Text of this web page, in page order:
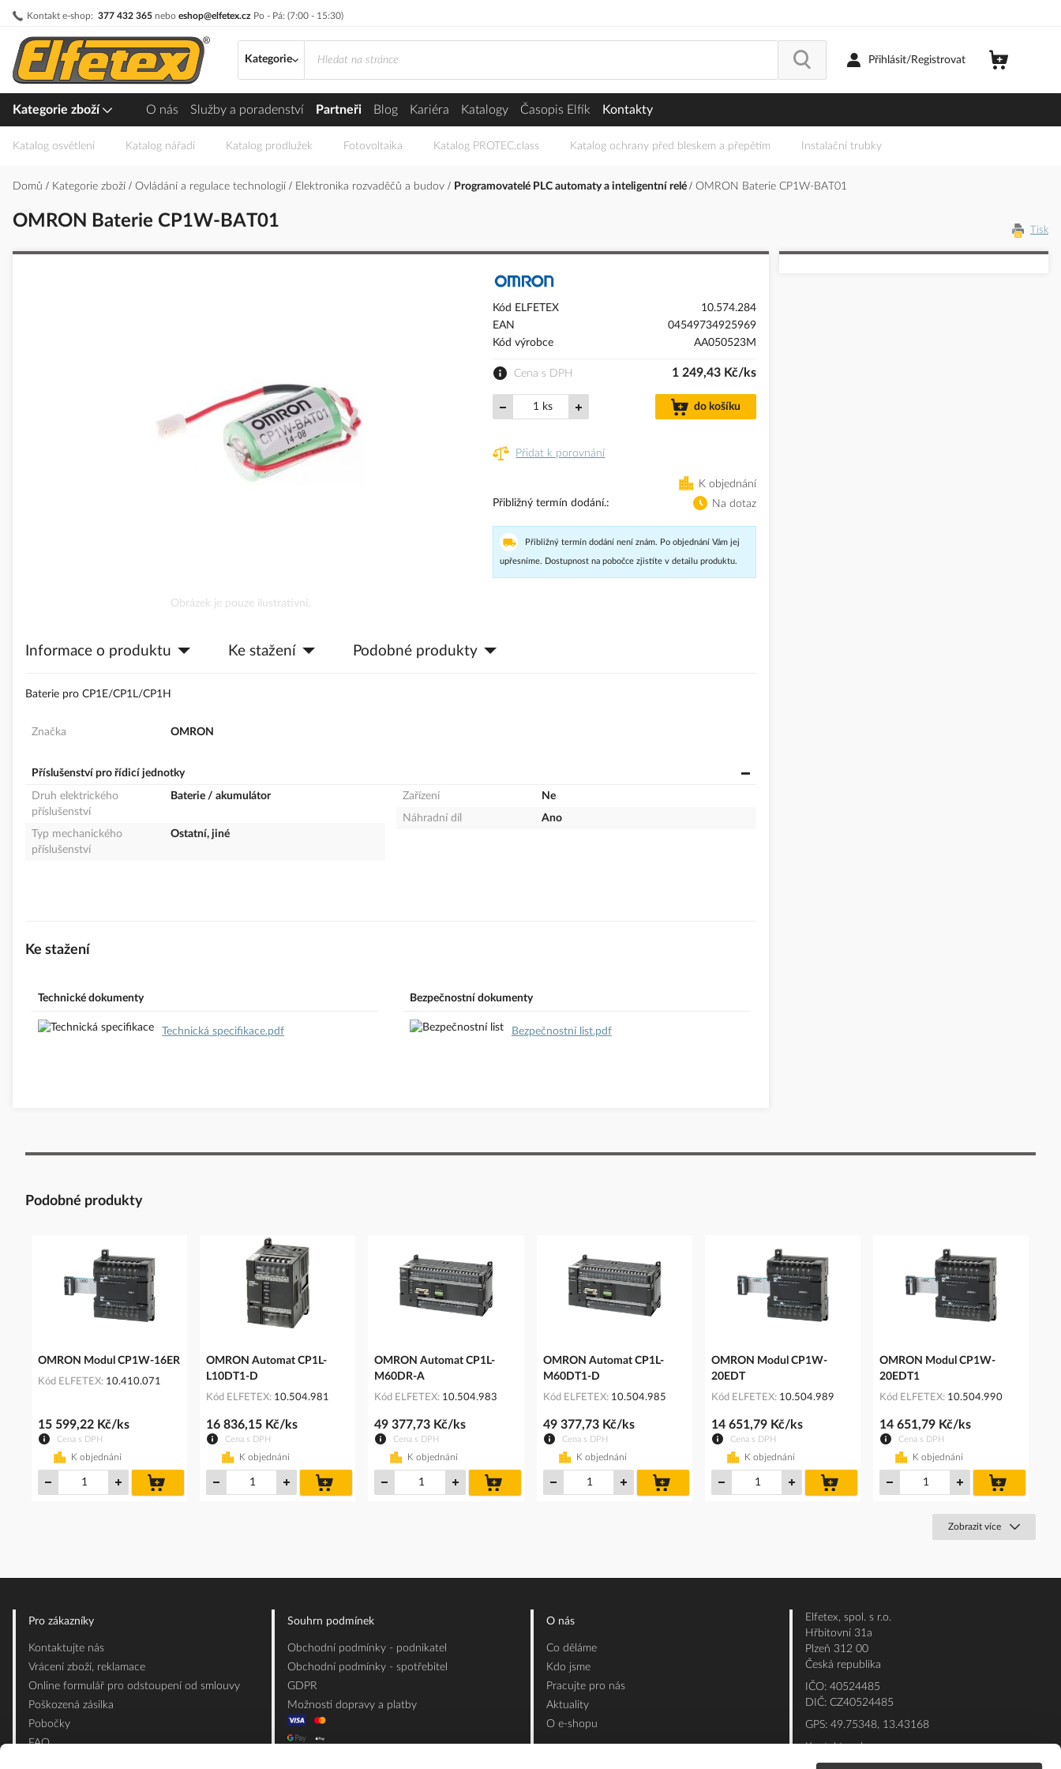
Kontakt e-shop: 377 432 365 nebo eshop@elfetex.cz Po - Pá: (7:00 - 15:30)
Přejít
obsah
Kategorie
Přihlásit/Registrovat
Kategorie zboží O nás Služby a poradenství Partneři Blog Kariéra Katalogy Časopis Elfík Kontakty
Katalog osvětlení Katalog nářadí Katalog prodlužek Fotovoltaika Katalog PROTEC.class Katalog ochrany před bleskem a přepětím Instalační trubky
Domů Kategorie zboží Ovládání a regulace technologií Elektronika rozvaděčů a budov Programovatelé PLC automaty a inteligentní relé OMRON Baterie CP1W-BAT01
OMRON Baterie CP1W-BAT01 Tisk
galerie
Obrázek je pouze ilustrativní.
Kód ELFETEX
10.574.284
EAN
04549734925969
Kód výrobce
AA050523M
Cena s DPH 1 249,43 Kč/ks
ks do košíku
Přidat k porovnání
K objednání
Přibližný termín dodání.
Na dotaz
Přibližný termín dodání není znám. Po objednání Vám jej
upřesníme. Dostupnost na pobočce zjistíte v detailu produktu.
Informace o produktu Ke stažení Podobné produkty
Baterie pro CP1E/CP1L/CP1H
Značka OMRON
Příslušenství pro řídicí jednotky
Druh elektrického
příslušenství
Baterie / akumulátor
Typ mechanického
příslušenství
Ostatní, jiné
Zařízení
Ne
Náhradní díl
Ano
Ke stažení
Technické dokumenty
Technická specifikace.pdf
Bezpečnostní dokumenty
Bezpečnostní list.pdf
Podobné produkty
OMRON Modul CP1W-16ER
Kód ELFETEX 10.410.071
Cena s DPH
15 599,22 Kč/ks
K objednání
košíku
OMRON Automat CP1L-
L10DT1-D
Kód ELFETEX 10.504.981
Cena s DPH
16 836,15 Kč/ks
K objednání
košíku
OMRON Automat CP1L-
M60DR-A
Kód ELFETEX 10.504.983
Cena s DPH
49 377,73 Kč/ks
K objednání
košíku
OMRON Automat CP1L-
M60DT1-D
Kód ELFETEX 10.504.985
Cena s DPH
49 377,73 Kč/ks
K objednání
košíku
OMRON Modul CP1W-
20EDT
Kód ELFETEX 10.504.989
Cena s DPH
14 651,79 Kč/ks
K objednání
košíku
OMRON Modul CP1W-
20EDT1
Kód ELFETEX 10.504.990
Cena s DPH
14 651,79 Kč/ks
K objednání
košíku
Zobrazit více
Pro zákazníky
Kontaktujte nás
Vrácení zboží, reklamace
Online formulář pro odstoupení od smlouvy
Poškozená zásilka
Pobočky
FAQ
Souhrn podmínek
Obchodní podmínky - podnikatel
Obchodní podmínky - spotřebitel
GDPR
Možnosti dopravy a platby
O nás
Co děláme
Kdo jsme
Pracujte pro nás
Aktuality
O e-shopu
Elfetex, spol. s r.o.
Hřbitovní 31a
Plzeň 312 00
Česká republika
IČO: 40524485
DIČ: CZ40524485
GPS: 49.75348, 13.43168
Kontakt e-shop:
Po - Pá: 7:00 - 15:30